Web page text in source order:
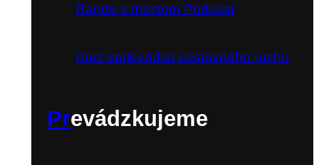
Rande s mestom Podcast
Kurz sprievodca cestovného ruchu
Prevádzkujeme